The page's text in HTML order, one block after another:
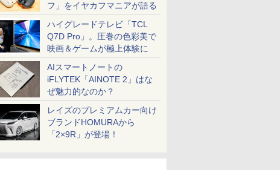
フ」をイヤカフマニアが語る
ハイグレードテレビ「TCL
Q7D Pro」。圧巻の色彩美で
映画＆ゲームが極上体験に
AIスマートノートの
iFLYTEK「AINOTE 2」はな
ぜ魅力的なのか？
レイズのプレミアムカー向け
ブランドHOMURAから
「2×9R」が登場！